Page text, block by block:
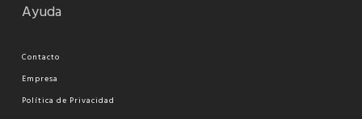
Ayuda
Contacto
Empresa
Política de Privacidad